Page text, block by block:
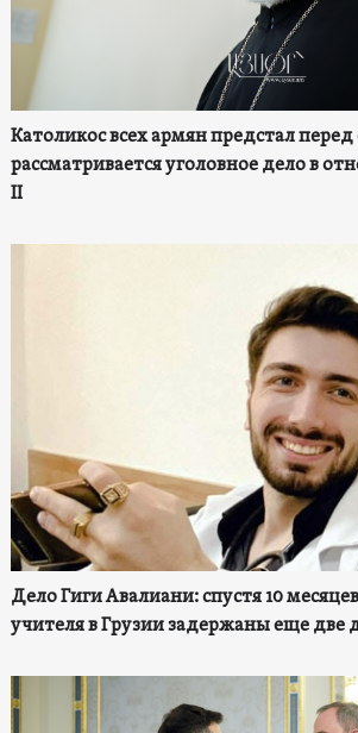
Католикос всех армян предстал
рассматривается уголовное дело в
II
Дело Гиги Авалиани: спустя 10
учителя в Грузии задержаны еще две